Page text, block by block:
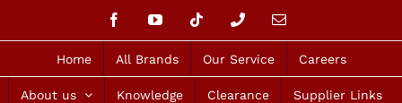
FacebookYouTube Tiktok PhoneEmail
Home All Brands Our Service Careers
About us Knowledge Clearance Supplier Links